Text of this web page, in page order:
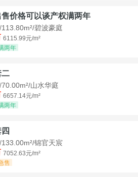
价格可以谈产权满两年
碧波豪庭
6115.99元/m²
两年
山水华庭
6657.14元/m²
两年
锦官天宸
7052.63元/m²
售